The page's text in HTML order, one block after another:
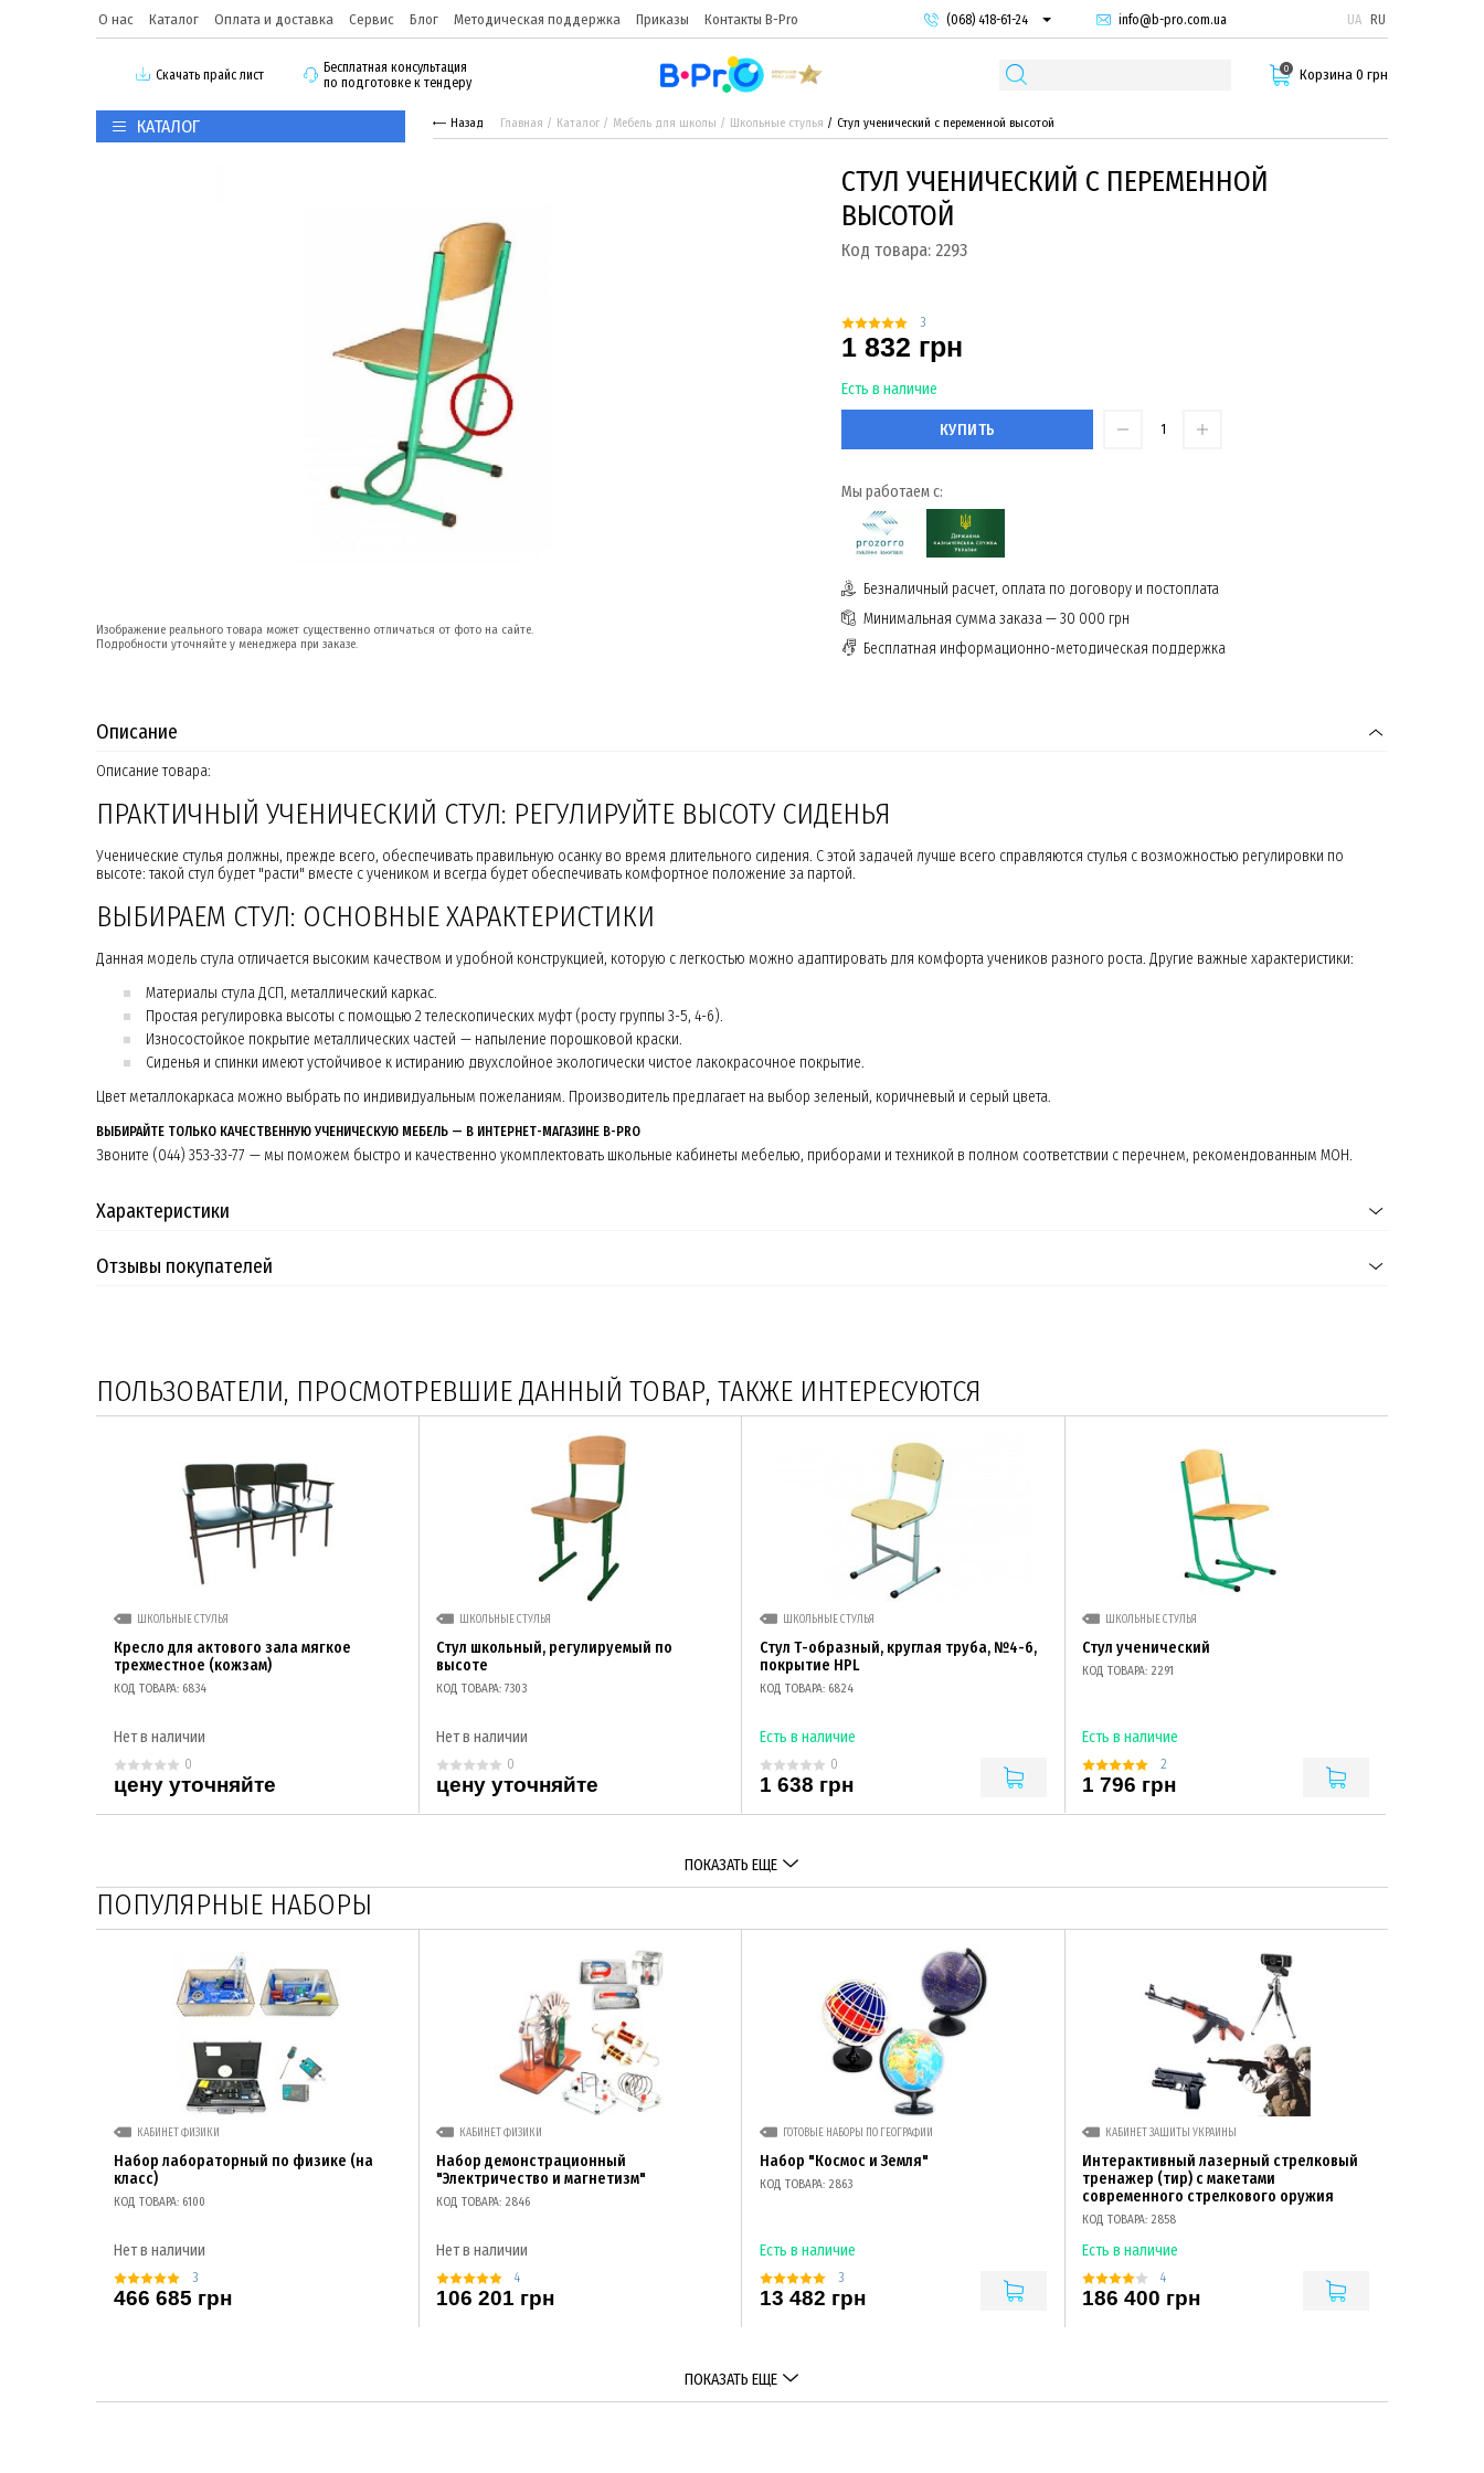
О нас Каталог Оплата и доставка Сервис Блог Методическая поддержка Приказы Контакты B-Pro
(068) 418-61-24
(095) 987-29-55
info@b-pro.com.ua UA RU
Скачать прайс лист
Бесплатная консультация
по подготовке к тендеру
0 Корзина 0 грн
КАТАЛОГ Назад Главная Каталог Мебель для школы Школьные стулья Стул ученический с переменной высотой
Изображение реального товара может существенно отличаться от фото на сайте.
Подробности уточняйте у менеджера при заказе.
СТУЛ УЧЕНИЧЕСКИЙ С ПЕРЕМЕННОЙ
ВЫСОТОЙ
Код товара: 2293
3
1 832 грн
Есть в наличие
КУПИТЬ
Мы работаем с:
Безналичный расчет, оплата по договору и постоплата
Минимальная сумма заказа — 30 000 грн
Бесплатная информационно-методическая поддержка
Описание
Описание товара:
ПРАКТИЧНЫЙ УЧЕНИЧЕСКИЙ СТУЛ: РЕГУЛИРУЙТЕ ВЫСОТУ СИДЕНЬЯ
Ученические стулья должны, прежде всего, обеспечивать правильную осанку во время длительного сидения. С этой задачей лучше всего справляются стулья с возможностью регулировки по
высоте: такой стул будет "расти" вместе с учеником и всегда будет обеспечивать комфортное положение за партой.
ВЫБИРАЕМ СТУЛ: ОСНОВНЫЕ ХАРАКТЕРИСТИКИ
Данная модель стула отличается высоким качеством и удобной конструкцией, которую с легкостью можно адаптировать для комфорта учеников разного роста. Другие важные характеристики:
Материалы стула ДСП, металлический каркас.
Простая регулировка высоты с помощью 2 телескопических муфт (росту группы 3-5, 4-6).
Износостойкое покрытие металлических частей — напыление порошковой краски.
Сиденья и спинки имеют устойчивое к истиранию двухслойное экологически чистое лакокрасочное покрытие.
Цвет металлокаркаса можно выбрать по индивидуальным пожеланиям. Производитель предлагает на выбор зеленый, коричневый и серый цвета.
ВЫБИРАЙТЕ ТОЛЬКО КАЧЕСТВЕННУЮ УЧЕНИЧЕСКУЮ МЕБЕЛЬ — В ИНТЕРНЕТ-МАГАЗИНЕ B-PRO
Звоните (044) 353-33-77 — мы поможем быстро и качественно укомплектовать школьные кабинеты мебелью, приборами и техникой в полном соответствии с перечнем, рекомендованным МОН.
Характеристики
Отзывы покупателей
ПОЛЬЗОВАТЕЛИ, ПРОСМОТРЕВШИЕ ДАННЫЙ ТОВАР, ТАКЖЕ ИНТЕРЕСУЮТСЯ
ШКОЛЬНЫЕ СТУЛЬЯ
Кресло для актового зала мягкое
трехместное (кожзам)
КОД ТОВАРА: 6834
Нет в наличии
0
цену уточняйте
ШКОЛЬНЫЕ СТУЛЬЯ
Стул школьный, регулируемый по
высоте
КОД ТОВАРА: 7303
Нет в наличии
0
цену уточняйте
ШКОЛЬНЫЕ СТУЛЬЯ
Стул Т-образный, круглая труба, №4-6,
покрытие HPL
КОД ТОВАРА: 6824
Есть в наличие
0
1 638 грн
ШКОЛЬНЫЕ СТУЛЬЯ
Стул ученический
КОД ТОВАРА: 2291
Есть в наличие
2
1 796 грн
ПОКАЗАТЬ ЕЩЕ
ПОПУЛЯРНЫЕ НАБОРЫ
КАБИНЕТ ФИЗИКИ
Набор лабораторный по физике (на
класс)
КОД ТОВАРА: 6100
Нет в наличии
3
466 685 грн
КАБИНЕТ ФИЗИКИ
Набор демонстрационный
"Электричество и магнетизм"
КОД ТОВАРА: 2846
Нет в наличии
4
106 201 грн
ГОТОВЫЕ НАБОРЫ ПО ГЕОГРАФИИ
Набор "Космос и Земля"
КОД ТОВАРА: 2863
Есть в наличие
3
13 482 грн
КАБИНЕТ ЗАЩИТЫ УКРАИНЫ
Интерактивный лазерный стрелковый
тренажер (тир) с макетами
современного стрелкового оружия
КОД ТОВАРА: 2858
Есть в наличие
4
186 400 грн
ПОКАЗАТЬ ЕЩЕ